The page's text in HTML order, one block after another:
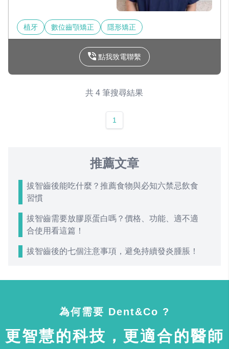
植牙 數位齒顎矯正 隱形矯正
點我致電聯繫
共 4 筆搜尋結果
1
推薦文章
拔智齒後能吃什麼？推薦食物與必知六禁忌飲食
習慣
拔智齒需要放膠原蛋白嗎？價格、功能、適不適
合使用看這篇！
拔智齒後的七個注意事項，避免持續發炎腫脹！
為何需要 Dent&Co ?
更智慧的科技，更適合的醫師